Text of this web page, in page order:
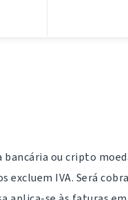
ou cripto
IVA. Será